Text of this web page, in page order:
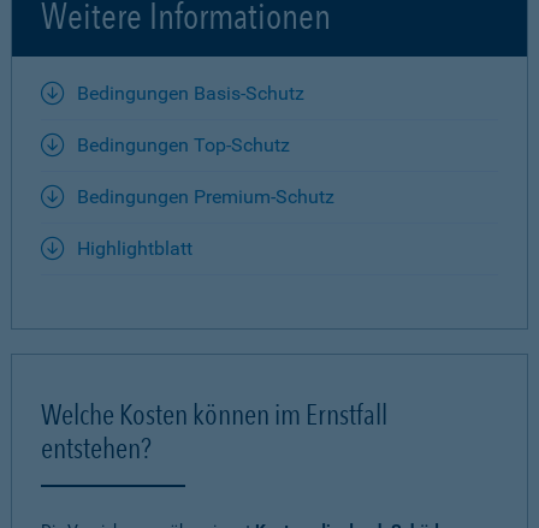
Weitere Informationen
Bedingungen Basis-Schutz
Bedingungen Top-Schutz
Bedingungen Premium-Schutz
Highlightblatt
Welche Kosten können im Ernstfall
entstehen?